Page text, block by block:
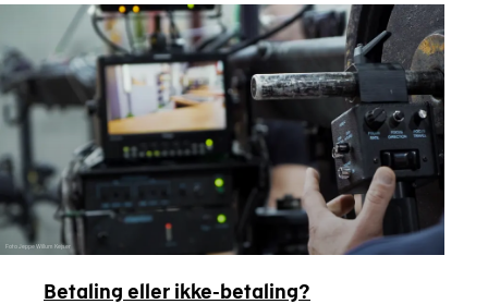
Foto Jeppe Willum Kejser
Betaling eller ikke-betaling?